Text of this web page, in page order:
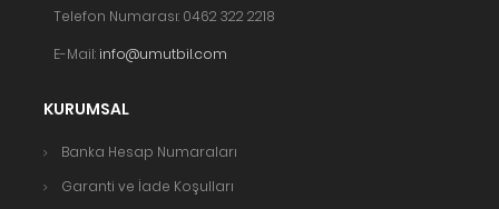
Telefon Numarası: 0462 322 2218
E-Mail: info@umutbil.com
KURUMSAL
Banka Hesap Numaraları
Garanti ve İade Koşulları